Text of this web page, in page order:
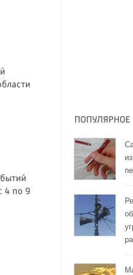
4 по 9
ПОПУЛЯРНОЕ